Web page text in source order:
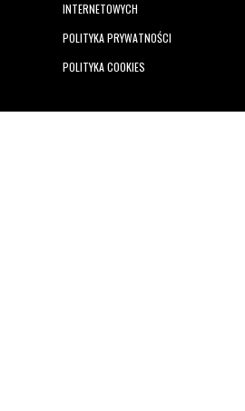
INTERNETOWYCH
POLITYKA PRYWATNOŚCI
POLITYKA COOKIES